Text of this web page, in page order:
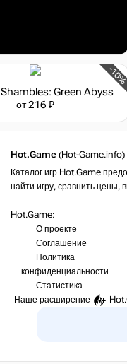
-
Shambles: Green Abyss
от 216 ₽
Hot.Game (Hot-
Каталог игр Hot.Game
найти игру, сравнить цены,
Hot.Game:
О проекте
Соглашение
Политика
конфиденциальности
Статистика
Наше расширение